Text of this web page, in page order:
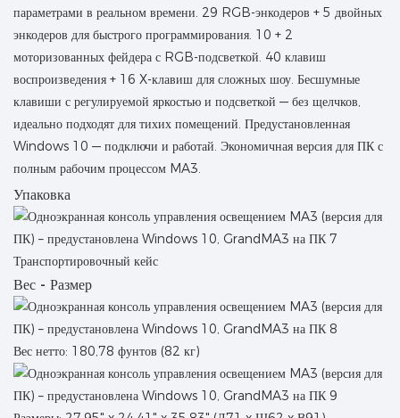
параметрами в реальном времени. 29 RGB-энкодеров + 5 двойных
энкодеров для быстрого программирования. 10 + 2
моторизованных фейдера с RGB-подсветкой. 40 клавиш
воспроизведения + 16 X-клавиш для сложных шоу. Бесшумные
клавиши с регулируемой яркостью и подсветкой — без щелчков,
идеально подходят для тихих помещений. Предустановленная
Windows 10 — подключи и работай. Экономичная версия для ПК с
полным рабочим процессом MA3.
Упаковка
Транспортировочный кейс
Вес - Размер
Вес нетто: 180,78 фунтов (82 кг)